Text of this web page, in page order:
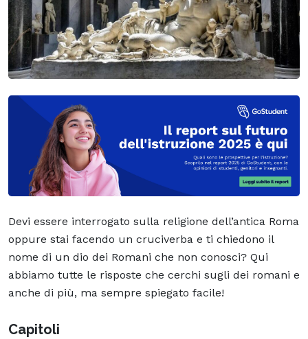
Devi essere interrogato sulla religione dell’antica Roma
oppure stai facendo un cruciverba e ti chiedono il
nome di un dio dei Romani che non conosci? Qui
abbiamo tutte le risposte che cerchi sugli dei romani e
anche di più, ma sempre spiegato facile!
Capitoli